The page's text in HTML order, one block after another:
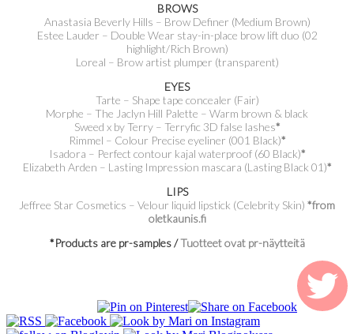
BROWS
Anastasia Beverly Hills – Brow Definer (Medium Brown)
Estee Lauder – Double Wear stay-in-place brow lift duo (02
highlight/Rich Brown)
Loreal – Brow artist plumper (transparent)
EYES
Tarte – Shape tape concealer (Fair)
Morphe – The Jaclyn Hill Palette – Warm brown & black
Sweed x by Terry – Terryfic 3D false lashes*
Rimmel – Colour Precise eyeliner (001 Black)*
Isadora – Perfect contour kajal waterproof (60 Black)*
Elizabeth Arden – Lasting Impression mascara (Lasting Black 01)*
LIPS
Jeffree Star Cosmetics – Velour liquid lipstick (Celebrity Skin) *from
oletkaunis.fi
*Products are pr-samples /Tuotteet ovat pr-näytteitä